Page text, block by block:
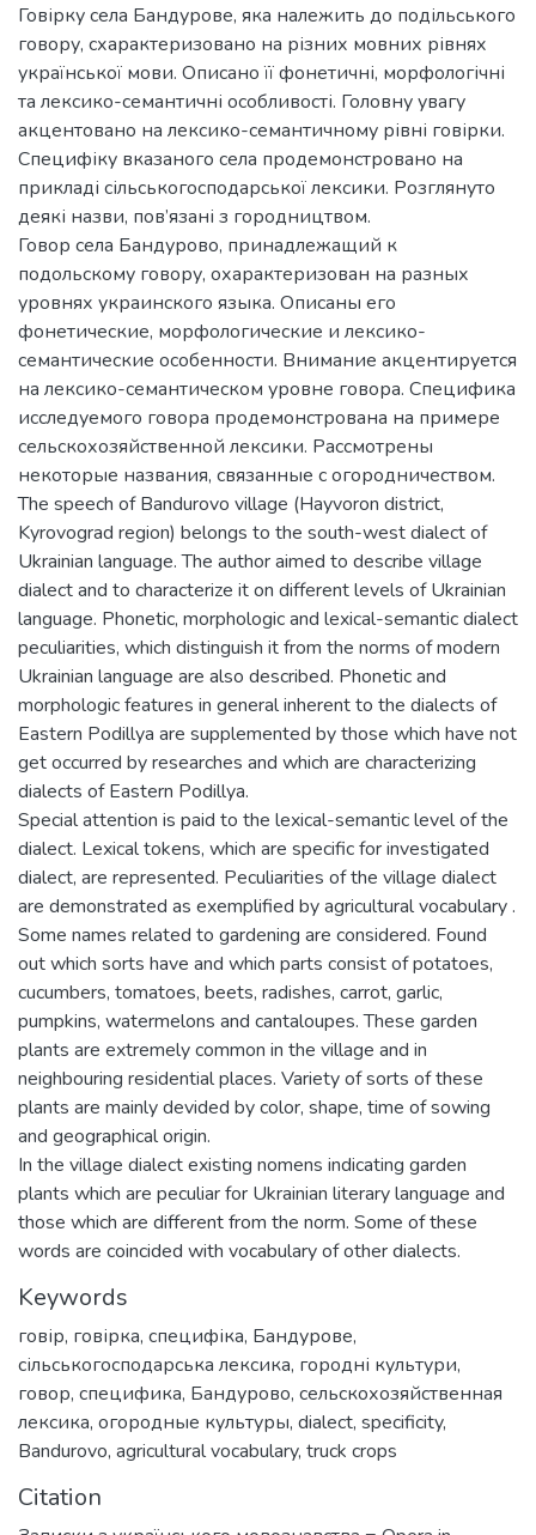
Говірку села Бандурове, яка належить до подільського
говору, схарактеризовано на різних мовних рівнях
української мови. Описано її фонетичні, морфологічні
та лексико-семантичні особливості. Головну увагу
акцентовано на лексико-семантичному рівні говірки.
Специфіку вказаного села продемонстровано на
прикладі сільськогосподарської лексики. Розглянуто
деякі назви, пов’язані з городництвом.
Говор села Бандурово, принадлежащий к
подольскому говору, охарактеризован на разных
уровнях украинского языка. Описаны его
фонетические, морфологические и лексико-
семантические особенности. Внимание акцентируется
на лексико-семантическом уровне говора. Специфика
исследуемого говора продемонстрована на примере
сельскохозяйственной лексики. Рассмотрены
некоторые названия, связанные с огородничеством.
The speech of Bandurovo village (Hayvoron district,
Kyrovograd region) belongs to the south-west dialect of
Ukrainian language. The author aimed to describe village
dialect and to characterize it on different levels of Ukrainian
language. Phonetic, morphologic and lexical-semantic dialect
peculiarities, which distinguish it from the norms of modern
Ukrainian language are also described. Phonetic and
morphologic features in general inherent to the dialects of
Eastern Podillya are supplemented by those which have not
get occurred by researches and which are characterizing
dialects of Eastern Podillya.
Special attention is paid to the lexical-semantic level of the
dialect. Lexical tokens, which are specific for investigated
dialect, are represented. Peculiarities of the village dialect
are demonstrated as exemplified by agricultural vocabulary .
Some names related to gardening are considered. Found
out which sorts have and which parts consist of potatoes,
cucumbers, tomatoes, beets, radishes, carrot, garlic,
pumpkins, watermelons and cantaloupes. These garden
plants are extremely common in the village and in
neighbouring residential places. Variety of sorts of these
plants are mainly devided by color, shape, time of sowing
and geographical origin.
In the village dialect existing nomens indicating garden
plants which are peculiar for Ukrainian literary language and
those which are different from the norm. Some of these
words are coincided with vocabulary of other dialects.
Keywords
говір, говірка, специфіка, Бандурове,
сільськогосподарська лексика, городні культури,
говор, специфика, Бандурово, сельскохозяйственная
лексика, огородные культуры, dialect, specificity,
Bandurovo, agricultural vocabulary, truck crops
Citation